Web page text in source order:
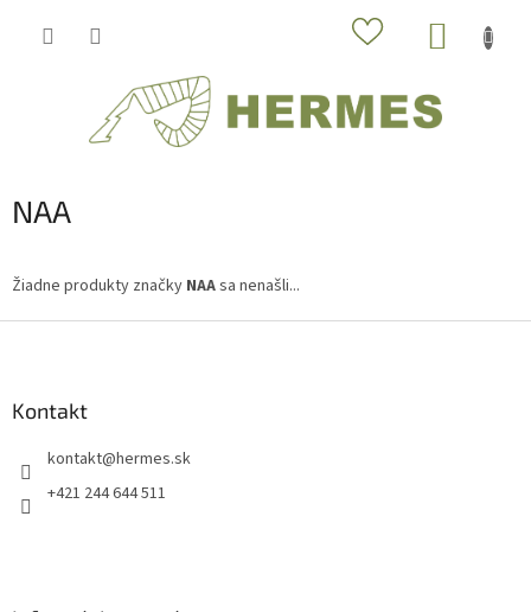
NAA
Žiadne produkty značky NAAsa nenašli...
Kontakt
kontakt@hermes.sk
+421 244 644 511